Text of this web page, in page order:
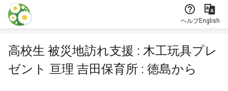
本文に飛ぶ
ヘルプEnglish
高校生 被災地訪れ支援 : 木工玩具プレ
ゼント 亘理 吉田保育所 : 徳島から